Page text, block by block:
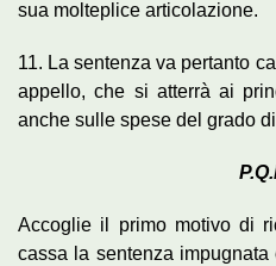
sua molteplice articolazione.
11. La sentenza va pertanto
appello, che si atterrà ai
anche sulle spese del grado
Accoglie il primo motivo di
cassa la sentenza